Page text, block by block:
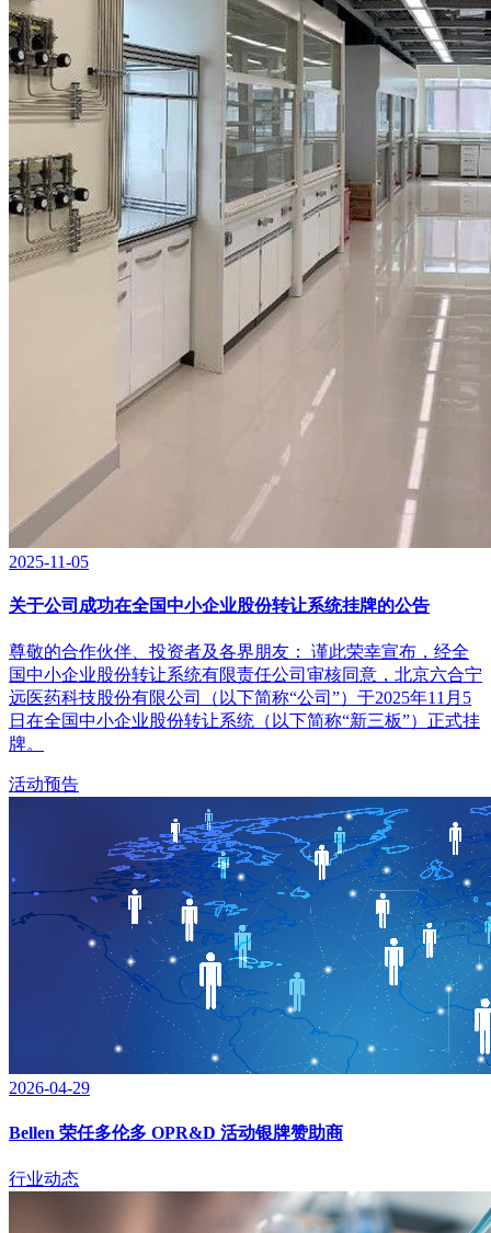
2025-11-05
关于公司成功在全国中小企业股份转让系统挂牌的公告
尊敬的合作伙伴、投资者及各界朋友： 谨此荣幸宣布，经全
国中小企业股份转让系统有限责任公司审核同意，北京六合宁
远医药科技股份有限公司（以下简称“公司”）于2025年11月5
日在全国中小企业股份转让系统（以下简称“新三板”）正式挂
牌。
活动预告
2026-04-29
Bellen 荣任多伦多 OPR&D 活动银牌赞助商
行业动态